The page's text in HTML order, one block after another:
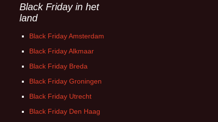
Black Friday in het
land
Black Friday Amsterdam
Black Friday Alkmaar
Black Friday Breda
Black Friday Groningen
Black Friday Utrecht
Black Friday Den Haag